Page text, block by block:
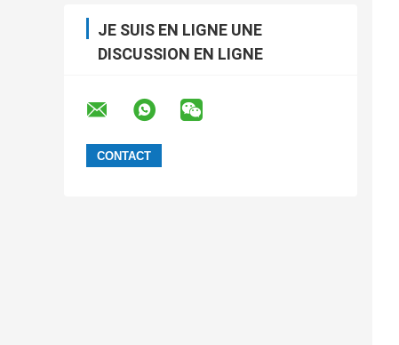
JE SUIS EN LIGNE UNE
DISCUSSION EN LIGNE